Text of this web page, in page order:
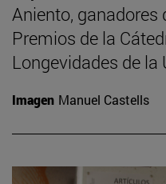
Aniento, ganadores
Premios de la
Longevidades de la
Imagen Manuel Castells